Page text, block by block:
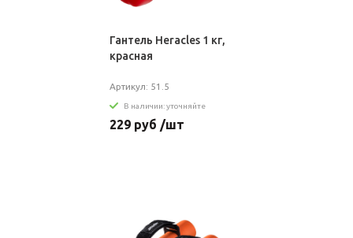
Гантель Heracles 1 кг,
красная
Артикул: 51.5
В наличии: уточняйте
229 руб /шт